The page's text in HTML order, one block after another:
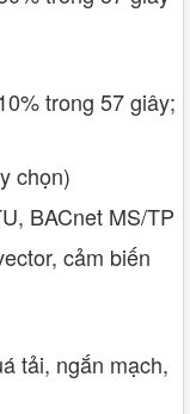
trong 57 giây;
chọn)
BACnet MS/TP
cảm biến
tải, ngắn mạch,